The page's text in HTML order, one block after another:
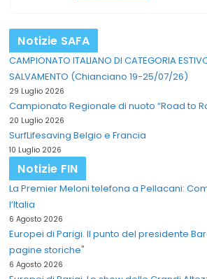
Notizie SAFA
CAMPIONATO ITALIANO DI CATEGORIA
SALVAMENTO (Chianciano 19-25/07/26)
29 Luglio 2026
Campionato Regionale di nuoto “Road to
20 Luglio 2026
SurfLifesaving Belgio e Francia
10 Luglio 2026
Notizie FIN
La Premier Meloni telefona a Pellacani:
l’Italia
6 Agosto 2026
Europei di Parigi. Il punto del presidente
pagine storiche"
6 Agosto 2026